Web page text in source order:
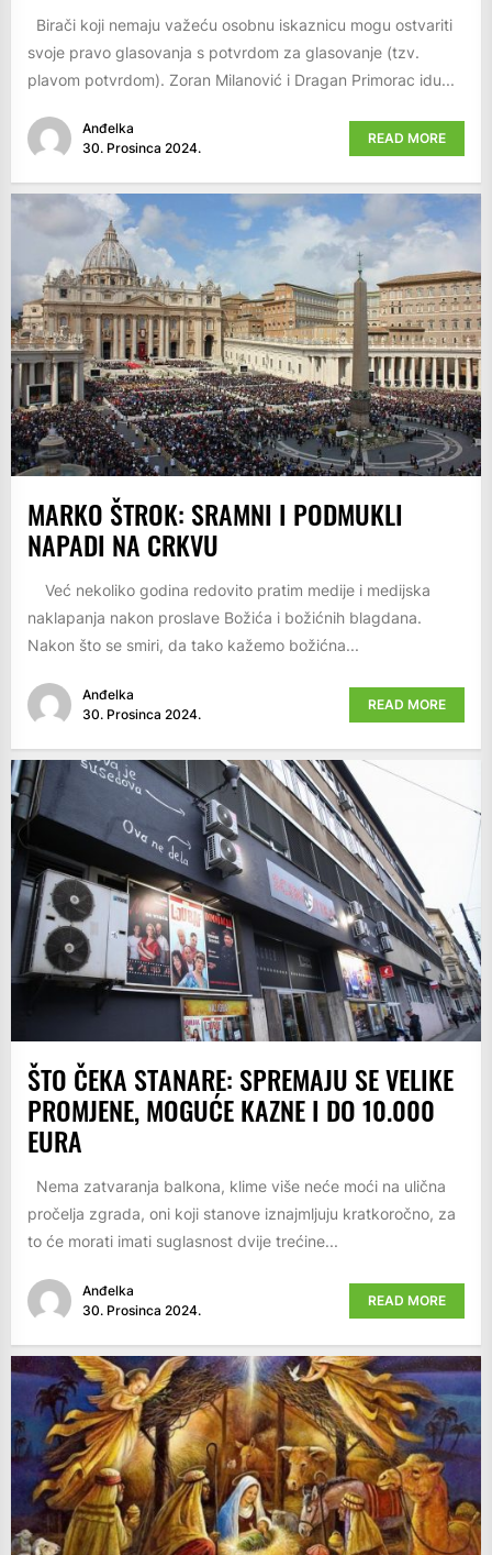
Birači koji nemaju važeću osobnu iskaznicu mogu ostvariti
svoje pravo glasovanja s potvrdom za glasovanje (tzv.
plavom potvrdom). Zoran Milanović i Dragan Primorac idu...
Anđelka
30. Prosinca 2024.
READ MORE
MARKO ŠTROK: SRAMNI I PODMUKLI
NAPADI NA CRKVU
Već nekoliko godina redovito pratim medije i medijska
naklapanja nakon proslave Božića i božićnih blagdana.
Nakon što se smiri, da tako kažemo božićna...
Anđelka
30. Prosinca 2024.
READ MORE
ŠTO ČEKA STANARE: SPREMAJU SE VELIKE
PROMJENE, MOGUĆE KAZNE I DO 10.000
EURA
Nema zatvaranja balkona, klime više neće moći na ulična
pročelja zgrada, oni koji stanove iznajmljuju kratkoročno, za
to će morati imati suglasnost dvije trećine...
Anđelka
30. Prosinca 2024.
READ MORE